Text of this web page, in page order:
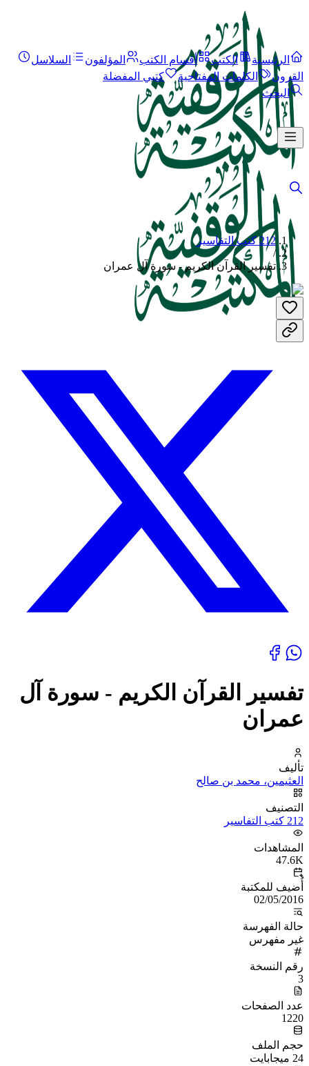
الرئيسية الكتب أقسام الكتب المؤلفون
السلاسل
القرون
الكلمات المفتاحية
كتبي المفضلة
البحث
212 كتب التفاسير
/
تفسير القرآن الكريم - سورة آل عمران
تفسير القرآن الكريم - سورة آل
عمران
تأليف
العثيمين، محمد بن صالح
التصنيف
212 كتب التفاسير
المشاهدات
47.6K
أُضيف للمكتبة
02/05/2016
حالة الفهرسة
غير مفهرس
رقم النسخة
3
عدد الصفحات
1220
حجم الملف
24 ميجابايت